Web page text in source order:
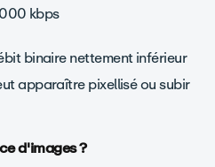
kbps
binaire nettement inférieur
apparaître pixellisé ou subir
d'images ?